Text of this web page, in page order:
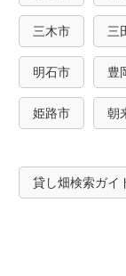
三木市 三
明石市 豊
姫路市 朝
貸し畑検索ガイ